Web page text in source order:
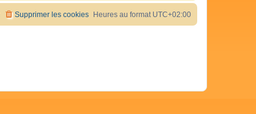
Heures au format UTC+02:00
Supprimer les cookies